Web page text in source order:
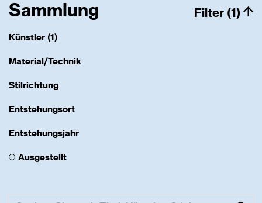
Sammlung Filter (1)
Künstler (1)
Material/Technik
Stilrichtung
Entstehungsort
Entstehungsjahr
Ausgestellt